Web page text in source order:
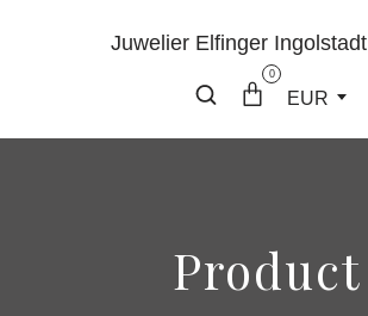
Juwelier Elfinger Ingolstadt
0
EUR
Product